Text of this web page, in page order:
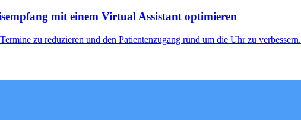
mit einem Virtual Assistant optimieren
zu reduzieren und den Patientenzugang rund um die Uhr zu verbessern.